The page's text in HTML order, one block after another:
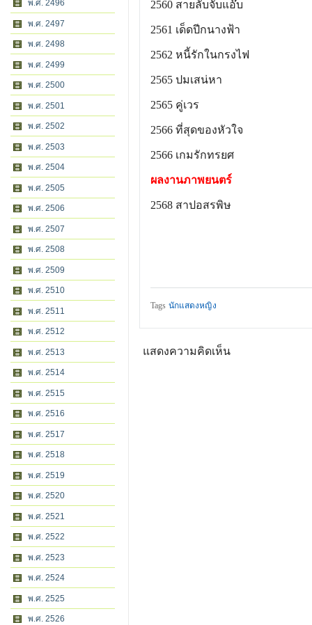
พ.ศ. 2496
พ.ศ. 2497
พ.ศ. 2498
พ.ศ. 2499
พ.ศ. 2500
พ.ศ. 2501
พ.ศ. 2502
พ.ศ. 2503
พ.ศ. 2504
พ.ศ. 2505
พ.ศ. 2506
พ.ศ. 2507
พ.ศ. 2508
พ.ศ. 2509
พ.ศ. 2510
พ.ศ. 2511
พ.ศ. 2512
พ.ศ. 2513
พ.ศ. 2514
พ.ศ. 2515
พ.ศ. 2516
พ.ศ. 2517
พ.ศ. 2518
พ.ศ. 2519
พ.ศ. 2520
พ.ศ. 2521
พ.ศ. 2522
พ.ศ. 2523
พ.ศ. 2524
พ.ศ. 2525
พ.ศ. 2526
2560 สายลับจับแอ๊บ
2561 เด็ดปีกนางฟ้า
2562 หนี้รักในกรงไฟ
2565 ปมเสน่หา
2565 คู่เวร
2566 ที่สุดของหัวใจ
2566 เกมรักทรยศ
ผลงานภาพยนตร์
2568 สาปอสรพิษ
Tags นักแสดงหญิง
แสดงความคิดเห็น